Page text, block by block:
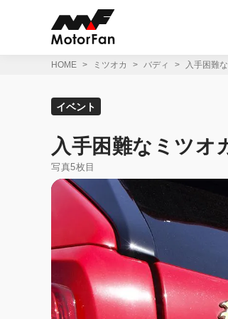
HOME ミツオカ バディ 入手困難
イベント
入手困難なミツオ
写真5枚目